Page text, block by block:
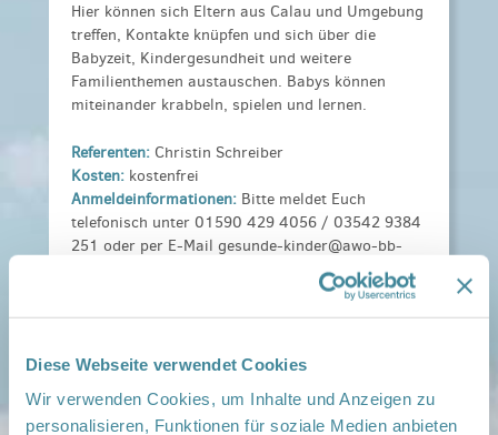
Diese Webseite verwendet Cookies
Wir verwenden Cookies, um Inhalte und Anzeigen zu
personalisieren, Funktionen für soziale Medien anbieten
Hier können sich Eltern aus Calau und Umgebung
treffen, Kontakte knüpfen und sich über die
Babyzeit, Kindergesundheit und weitere
Familienthemen austauschen. Babys können
miteinander krabbeln, spielen und lernen.
Referenten: Christin Schreiber
Kosten: kostenfrei
Anmeldeinformationen: Bitte meldet Euch
telefonisch unter 01590 429 4056 / 03542 9384
251 oder per E-Mail gesunde-kinder@awo-bb-
Familientreff Calau.pdf
Kleeblatt, Töpferstraße 32, 03205 Calau
› auf Google Maps anzeigen